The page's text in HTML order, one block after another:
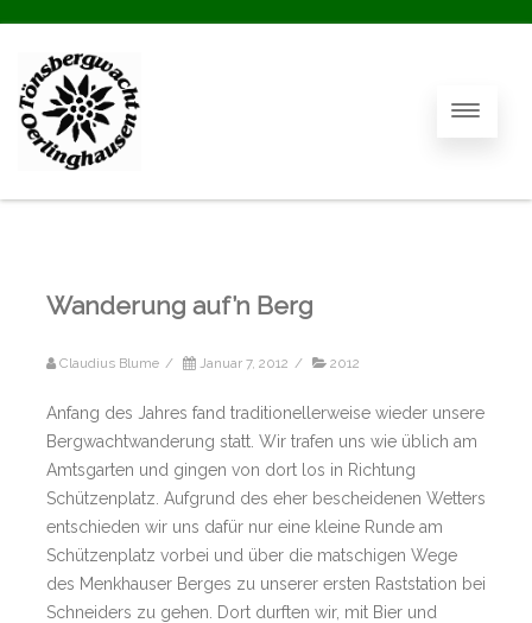
Wanderung auf’n Berg
Claudius Blume / Januar 7, 2012 / 2012
Anfang des Jahres fand traditionellerweise wieder unsere
Bergwachtwanderung statt. Wir trafen uns wie üblich am
Amtsgarten und gingen von dort los in Richtung
Schützenplatz. Aufgrund des eher bescheidenen Wetters
entschieden wir uns dafür nur eine kleine Runde am
Schützenplatz vorbei und über die matschigen Wege
des Menkhauser Berges zu unserer ersten Raststation bei
Schneiders zu gehen. Dort durften wir, mit Bier und